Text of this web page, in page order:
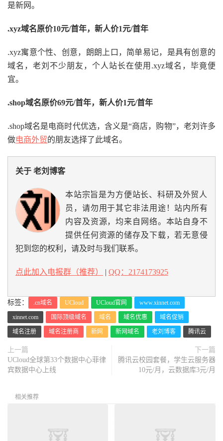
是新网。
.xyz域名原价10元/首年，新人价1元/首年
.xyz寓意个性、创意，朗朗上口，简单易记，是具有创意的
域名，老刘不少朋友，个人站长在使用.xyz域名，毕竟便
宜。
.shop域名原价69元/首年，新人价1元/首年
.shop域名是电商时代优选，含义是“商店，购物”，老刘许多
做电商外贸的朋友选择了此域名。
关于 老刘博客
本站宗旨是为方便站长、科研及外贸人
员，请勿用于其它非法用途！站内所有
内容及资源，均来自网络。本站自身不
提供任何资源的储存及下载，若无意侵
犯到您的权利，请及时与我们联系。
点此加入电报群（推荐） | QQ：2174173925
标签： .cn域名 UCloud UCloud官网 www.xinnet.com
xinnet.com 国际顶级域名 域名 域名优惠 域名促销
域名注册 域名注册商 新网 新网域名 老刘博客 腾讯云
上一篇
UCloud全球第33个数据中心菲律
宾数据中心上线
下一篇
腾讯云校园套餐，学生云服务器
10元/月，云数据库3元/月
相关推荐